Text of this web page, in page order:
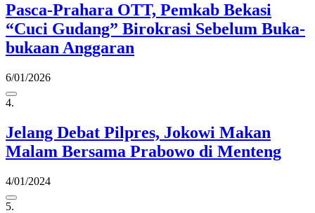
Pasca-Prahara OTT, Pemkab Bekasi
“Cuci Gudang” Birokrasi Sebelum Buka-
bukaan Anggaran
6/01/2026
4.
Jelang Debat Pilpres, Jokowi Makan
Malam Bersama Prabowo di Menteng
4/01/2024
5.